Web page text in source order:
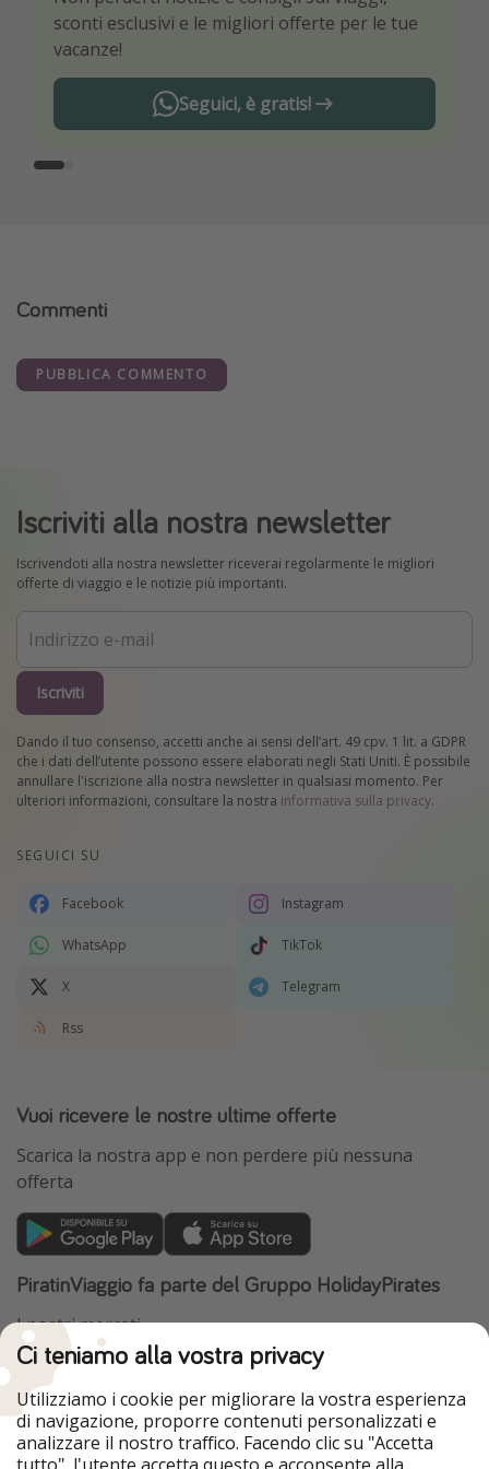
sconti esclusivi e le migliori offerte per le tue
vacanze!
Seguici, è gratis!
viaggio
Commenti
PUBBLICA COMMENTO
Iscriviti alla nostra newsletter
Iscrivendoti alla nostra newsletter riceverai regolarmente le migliori
offerte di viaggio e le notizie più importanti.
Iscriviti
Dando il tuo consenso, accetti anche ai sensi dell’art. 49 cpv. 1 lit. a GDPR
che i dati dell’utente possono essere elaborati negli Stati Uniti. È possibile
annullare l'iscrizione alla nostra newsletter in qualsiasi momento. Per
ulteriori informazioni, consultare la nostra informativa sulla privacy.
SEGUICI SU
Facebook Instagram
WhatsApp TikTok
X Telegram
Rss
Vuoi ricevere le nostre ultime offerte
Scarica la nostra app e non perdere più nessuna
offerta
PiratinViaggio fa parte del Gruppo HolidayPirates
I nostri mercati
HolidayPirates
VakantiePiraten
WakacyjniPiraci
Ferienpiraten
Urlaubspiraten
Urlaubspiraten
ViajerosPiratas
TravelPirates
Ci teniamo alla vostra privacy
Utilizziamo i cookie per migliorare la vostra esperienza
di navigazione, proporre contenuti personalizzati e
analizzare il nostro traffico. Facendo clic su "Accetta